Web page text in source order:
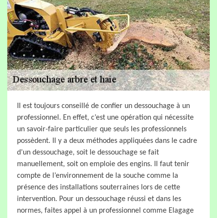
Il est toujours conseillé de confier un dessouchage à un
professionnel. En effet, c’est une opération qui nécessite
un savoir-faire particulier que seuls les professionnels
possèdent. Il y a deux méthodes appliquées dans le cadre
d’un dessouchage, soit le dessouchage se fait
manuellement, soit on emploie des engins. Il faut tenir
compte de l’environnement de la souche comme la
présence des installations souterraines lors de cette
intervention. Pour un dessouchage réussi et dans les
normes, faites appel à un professionnel comme Elagage